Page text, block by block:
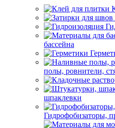
бассейна
полы, ровнители,
шпаклевки
Гидрофобизаторы,